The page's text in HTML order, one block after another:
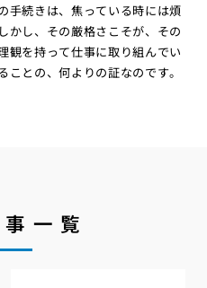
手続きは、焦っている時には煩
かし、その厳格さこそが、その
観を持って仕事に取り組んでい
との、何よりの証なのです。
一覧